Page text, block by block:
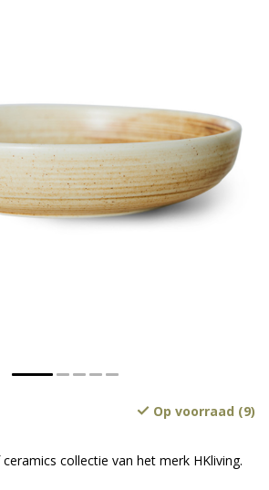
Op voorraad (9)
collectie van het merk HKliving.